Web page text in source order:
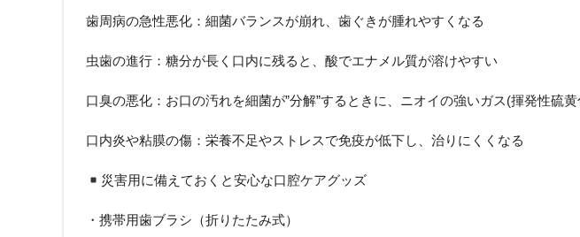
歯周病の急性悪化：細菌バランスが崩れ、歯ぐきが腫れやすくなる
虫歯の進行：糖分が長く口内に残ると、酸でエナメル質が溶けやすい
口臭の悪化：お口の汚れを細菌が”分解”するときに、ニオイの強いガス(揮発性硫
口内炎や粘膜の傷：栄養不足やストレスで免疫が低下し、治りにくくなる
災害用に備えておくと安心な口腔ケアグッズ
・携帯用歯ブラシ（折りたたみ式）